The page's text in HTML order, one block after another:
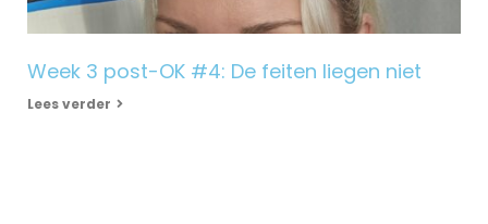
Week 3 post-OK #4: De feiten liegen niet
Lees verder